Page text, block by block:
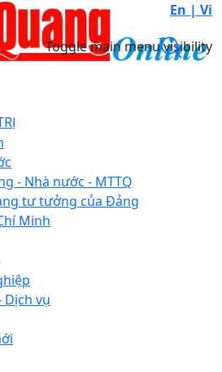
En | Vi
Toggle main menu visibility
- Nhà nước - MTTQ
tư tưởng của Đảng
Minh
Dịch vụ